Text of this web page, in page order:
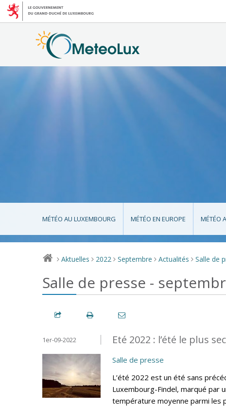
MÉTÉO AU LUXEMBOURG MÉTÉO EN EUROPE MÉTÉO
> Aktuelles > 2022 > Septembre > Actualités > Salle de
Salle de presse -
Eté 2022 : l’été le plus
1er-09-2022
Salle de presse
L’été 2022 est un été sans
Luxembourg-Findel, marqué par
température moyenne parmi les